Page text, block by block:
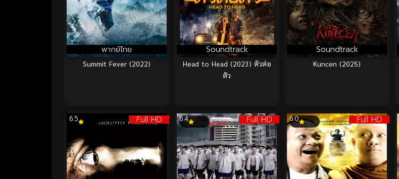
พากย์ไทย
Summit Fever (2022)
Soundtrack
Head to Head (2023) ตัวต่อ
ตัว
Soundtrack
Kuncen (2025)
Full HD
6.5 Full HD
6.4 Full HD
6.0